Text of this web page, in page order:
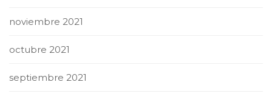
noviembre 2021
octubre 2021
septiembre 2021